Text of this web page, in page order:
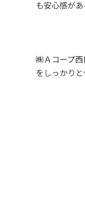
も安心感があ
㈱Ａコープ
をしっかり